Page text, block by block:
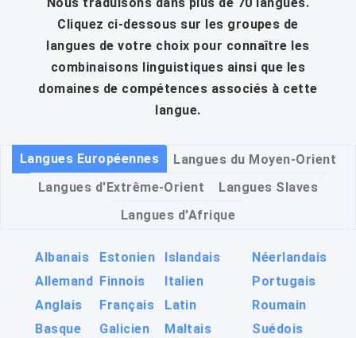
Nous traduisons dans plus de 70 langues.
Cliquez ci-dessous sur les groupes de
langues de votre choix pour connaître les
combinaisons linguistiques ainsi que les
domaines de compétences associés à cette
langue.
Langues Européennes
Langues du Moyen-Orient
Langues d'Extrême-Orient
Langues Slaves
Langues d'Afrique
Albanais
Allemand
Anglais
Basque
Estonien
Finnois
Français
Galicien
Islandais
Italien
Latin
Maltais
Néerlandais
Portugais
Roumain
Suédois